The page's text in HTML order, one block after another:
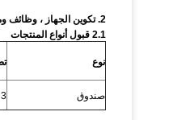
2. تكوين الجهاز ، وظائف ومعلمة
2.1 قبول أنواع المنتجات
نوع
صندوق 3 أو أكثر